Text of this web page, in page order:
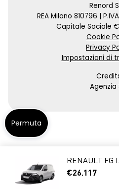
RENAULT FG
€26.117
Renord
REA Milano 810796 |
Capitale Sociale
Cookie
Privacy
Impostazioni di
Agenzia
Permuta